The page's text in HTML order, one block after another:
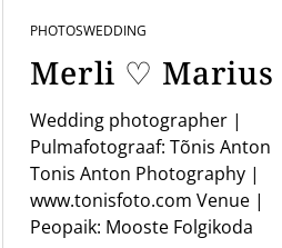
PHOTOSWEDDING
Merli ♡ Marius
Wedding photographer |
Pulmafotograaf: Tõnis Anton
Tonis Anton Photography |
www.tonisfoto.com Venue |
Peopaik: Mooste Folgikoda